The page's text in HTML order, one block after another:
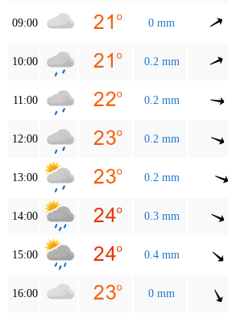
09:00 0 mm
10:00 0.2 mm
11:00 0.2 mm
12:00 0.2 mm
13:00 0.2 mm
14:00 0.3 mm
15:00 0.4 mm
16:00 0 mm